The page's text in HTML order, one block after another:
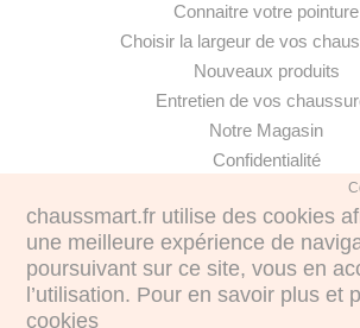
chaussmart.fr utilise des cookies
une meilleure expérience de
poursuivant sur ce site, vous en
l’utilisation. Pour en savoir plus et
cookies
Connaitre votre pointure
Choisir la largeur de vos
Nouveaux produits
Entretien de vos
Notre Magasin
Confidentialité
·